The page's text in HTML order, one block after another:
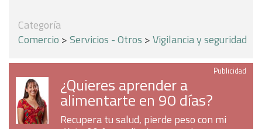
Categoría
Comercio >Servicios - Otros >Vigilancia y seguridad
Publicidad
¿Quieres aprender a
alimentarte en 90 días?
Recupera tu salud, pierde peso con mi